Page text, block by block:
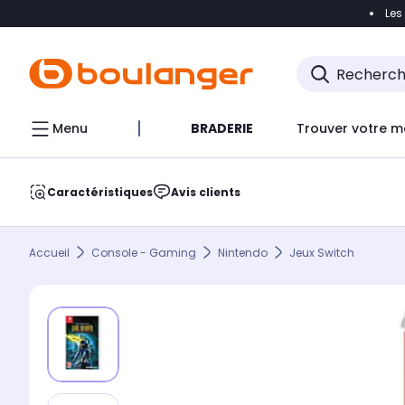
Accéder
Menu BRADERIE Trouver votre
Caractéristiques Avis clients
Accueil Console - Gaming Nintendo Jeux Switch